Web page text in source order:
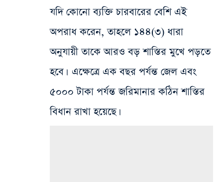
যদি কোনো ব্যক্তি চারবারের বেশি এই
অপরাধ করেন, তাহলে ১৪৪(৩) ধারা
অনুযায়ী তাকে আরও বড় শাস্তির মুখে পড়তে
হবে। এক্ষেত্রে এক বছর পর্যন্ত জেল এবং
৫০০০ টাকা পর্যন্ত জরিমানার কঠিন শাস্তির
বিধান রাখা হয়েছে।